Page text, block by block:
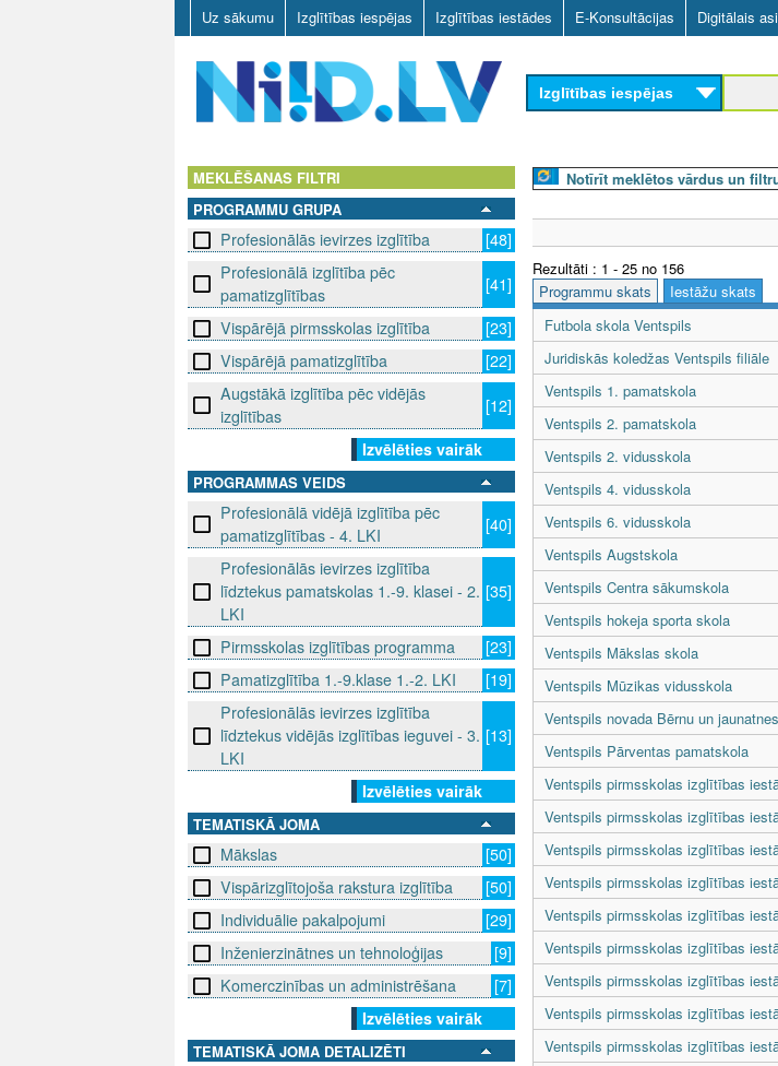
Skip
to
main
content
Uz sākumu Izglītības iespējas Izglītības iestādes E-Konsultācijas Digitālais
D
Izglītības iespējas
MEKLĒŠANAS FILTRI
PROGRAMMU GRUPA
Profesionālās ievirzes izglītība
[48]
Profesionālā izglītība pēc
pamatizglītības
[41]
Vispārējā pirmsskolas izglītība
[23]
Vispārējā pamatizglītība
[22]
Augstākā izglītība pēc vidējās
izglītības
[12]
Izvēlēties vairāk
PROGRAMMAS VEIDS
Profesionālā vidējā izglītība pēc
pamatizglītības - 4. LKI
[40]
Profesionālās ievirzes izglītība
līdztekus pamatskolas 1.-9. klasei - 2.
LKI
[35]
Pirmsskolas izglītības programma
[23]
Pamatizglītība 1.-9.klase 1.-2. LKI
[19]
Profesionālās ievirzes izglītība
līdztekus vidējās izglītības ieguvei - 3.
LKI
[13]
Izvēlēties vairāk
TEMATISKĀ JOMA
Mākslas
[50]
Vispārizglītojoša rakstura izglītība
[50]
Individuālie pakalpojumi
[29]
Inženierzinātnes un tehnoloģijas
[9]
Komerczinības un administrēšana
[7]
Izvēlēties vairāk
TEMATISKĀ JOMA DETALIZĒTI
Notīrīt meklētos vārdus un
Rezultāti : 1 - 25 no 156
Programmu skats
Iestāžu skats
Futbola skola Ventspils
Juridiskās koledžas Ventspils filiāle
Ventspils 1. pamatskola
Ventspils 2. pamatskola
Ventspils 2. vidusskola
Ventspils 4. vidusskola
Ventspils 6. vidusskola
Ventspils Augstskola
Ventspils Centra sākumskola
Ventspils hokeja sporta skola
Ventspils Mākslas skola
Ventspils Mūzikas vidusskola
Ventspils novada Bērnu un
Ventspils Pārventas pamatskola
Ventspils pirmsskolas izglītības
Ventspils pirmsskolas izglītības
Ventspils pirmsskolas izglītības
Ventspils pirmsskolas izglītības
Ventspils pirmsskolas izglītības
Ventspils pirmsskolas izglītības
Ventspils pirmsskolas izglītības
Ventspils pirmsskolas izglītības
Ventspils pirmsskolas izglītības